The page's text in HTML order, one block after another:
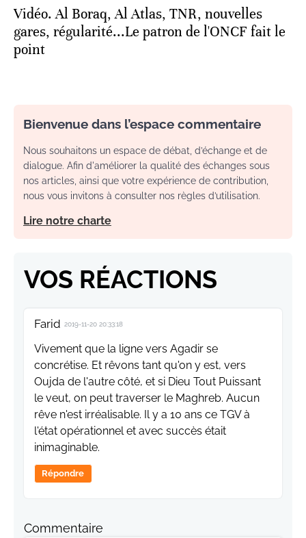
Vidéo. Al Boraq, Al Atlas, TNR, nouvelles
gares, régularité...Le patron de l'ONCF fait le
point
Bienvenue dans l’espace commentaire
Nous souhaitons un espace de débat, d’échange et de
dialogue. Afin d'améliorer la qualité des échanges sous
nos articles, ainsi que votre expérience de contribution,
nous vous invitons à consulter nos règles d’utilisation.
Lire notre charte
VOS RÉACTIONS
Farid 2019-11-20 20:33:18
Vivement que la ligne vers Agadir se
concrétise. Et rêvons tant qu'on y est, vers
Oujda de l'autre côté, et si Dieu Tout Puissant
le veut, on peut traverser le Maghreb. Aucun
rêve n'est irréalisable. Il y a 10 ans ce TGV à
l'état opérationnel et avec succès était
inimaginable.
Répondre
Commentaire